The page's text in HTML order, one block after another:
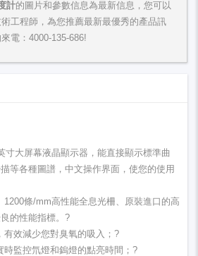
計的圖片和參數信息為最新信息，您可以
工程師，為您推薦最新最優秀的產品訊
電：4000-135-686!
寸大屏幕液晶顯示器，能直接顯示標準曲
等各種圖譜，中文操作界面，使您的使用
1200條/mm高性能全息光柵、原裝進口的高
的性能指標。?
有效減少您對臭氧的吸入；?
時監控氘燈和鎢燈的點亮時間；?